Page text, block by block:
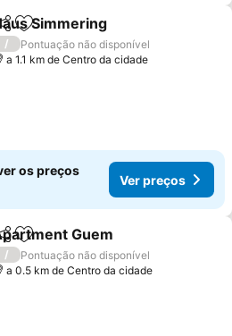
Adicionar aos favoritos
Simmering
/
Pontuação não disponível
a 1.1 km de Centro da cidade
os preços
Ver preços
Adicionar aos favoritos
Guem
/
Pontuação não disponível
a 0.5 km de Centro da cidade